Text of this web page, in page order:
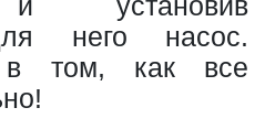
него насос.
том, как все